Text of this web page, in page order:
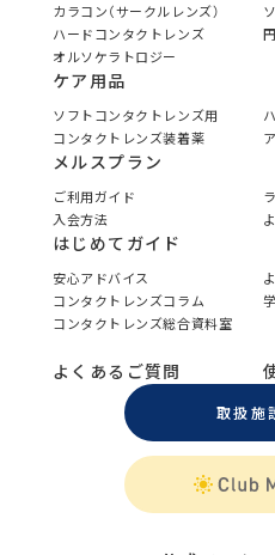
カラコン（サークルレンズ）
ハードコンタクトレンズ
オルソケラトロジー
ケア用品
ソフトコンタクトレンズ用
コンタクトレンズ装着薬
メルスプラン
ご利用ガイド
入会方法
はじめてガイド
安心アドバイス
コンタクトレンズコラム
コンタクトレンズ総合資料室
よくあるご質問
取扱施